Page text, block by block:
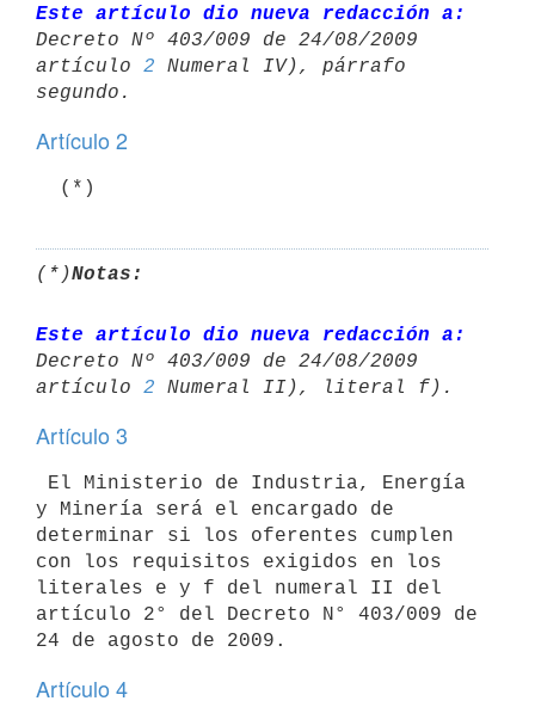
Este artículo dio nueva redacción a:
Decreto Nº 403/009 de 24/08/2009
artículo 2 Numeral IV), párrafo
Artículo 2
  (*)
(*)Notas:
Este artículo dio nueva redacción a:
Decreto Nº 403/009 de 24/08/2009
artículo 2
Artículo 3
y Minería será el encargado de
determinar si los oferentes cumplen
con los requisitos exigidos en los
literales e y f del numeral II del
artículo 2° del Decreto N° 403/009 de
Artículo 4